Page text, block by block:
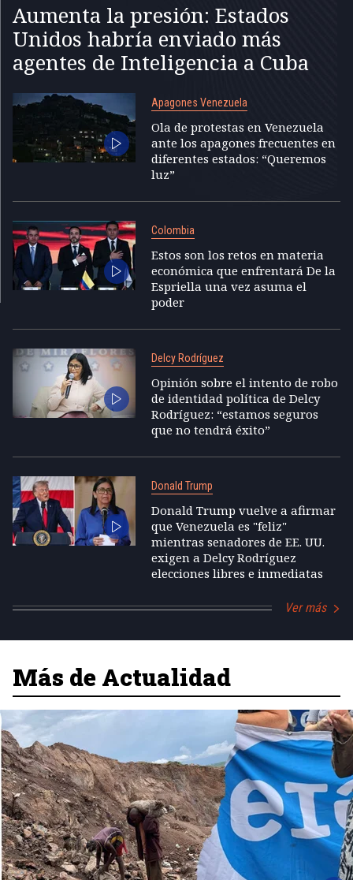
Aumenta la presión: Estados
Unidos habría enviado más
agentes de Inteligencia a Cuba
Apagones Venezuela
Ola de protestas en Venezuela
ante los apagones frecuentes en
diferentes estados: “Queremos
luz”
Colombia
Estos son los retos en materia
económica que enfrentará De la
Espriella una vez asuma el
poder
Delcy Rodríguez
Opinión sobre el intento de robo
de identidad política de Delcy
Rodríguez: “estamos seguros
que no tendrá éxito”
Donald Trump
Donald Trump vuelve a afirmar
que Venezuela es "feliz"
mientras senadores de EE. UU.
exigen a Delcy Rodríguez
elecciones libres e inmediatas
Ver más
Más de Actualidad